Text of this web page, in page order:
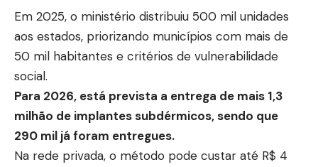
Em 2025, o ministério distribuiu 500 mil unidades
aos estados, priorizando municípios com mais de
50 mil habitantes e critérios de vulnerabilidade
social.
Para 2026, está prevista a entrega de mais 1,3
milhão de implantes subdérmicos, sendo que
290 mil já foram entregues.
Na rede privada, o método pode custar até R$ 4